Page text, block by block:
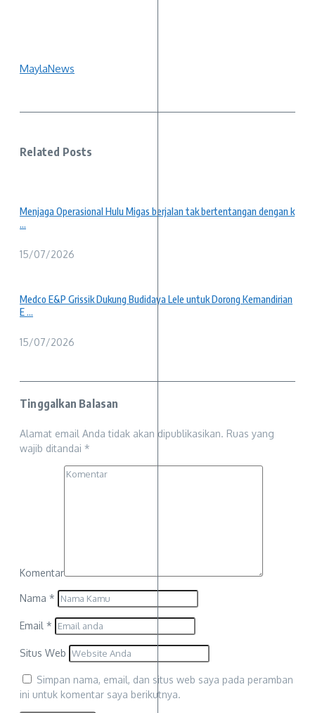
MaylaNews
Related Posts
Menjaga Operasional Hulu Migas berjalan tak bertentangan dengan k
...
15/07/2026
Medco E&P Grissik Dukung Budidaya Lele untuk Dorong Kemandirian
E ...
15/07/2026
Tinggalkan Balasan
Alamat email Anda tidak akan dipublikasikan. Ruas yang
wajib ditandai *
Komentar
Nama *
Email *
Situs Web
Simpan nama, email, dan situs web saya pada peramban
ini untuk komentar saya berikutnya.